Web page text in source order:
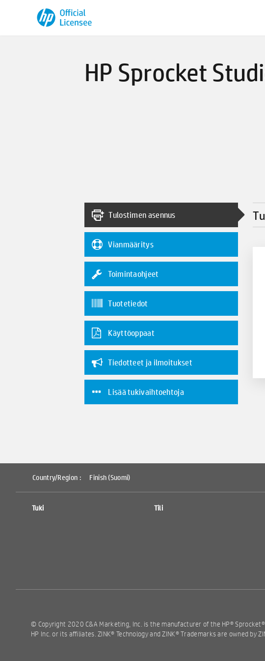
HP Sprocket
Tulostimen asennus
Vianmääritys
Toimintaohjeet
Tuotetiedot
Käyttöoppaat
Tiedotteet ja ilmoitukset
Lisää tukivaihtoehtoja
Country/Region : Finish (Suomi)
Tuki Tili
© Copyright 2020 C&A Marketing, Inc. is the manufacturer of the HP®
HP Inc. or its affiliates. ZINK® Technology and ZINK® Trademarks are owned by